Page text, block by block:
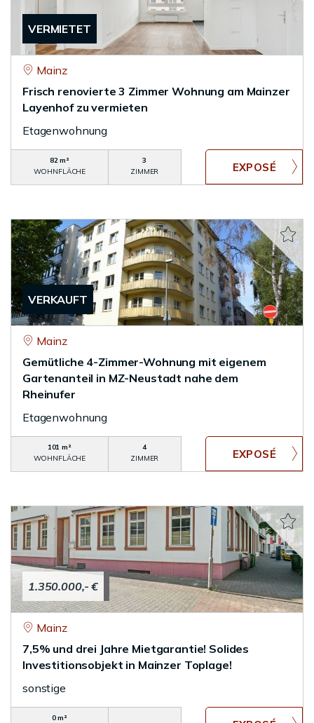
VERMIETET
Mainz
Frisch renovierte 3 Zimmer Wohnung am Mainzer
Layenhof zu vermieten
Etagenwohnung
82 m²
WOHNFLÄCHE
3
ZIMMER
VERKAUFT
Mainz
Gemütliche 4-Zimmer-Wohnung mit eigenem
Gartenanteil in MZ-Neustadt nahe dem
Rheinufer
Etagenwohnung
101 m²
WOHNFLÄCHE
4
ZIMMER
1.350.000,- €
Mainz
7,5% und drei Jahre Mietgarantie! Solides
Investitionsobjekt in Mainzer Toplage!
sonstige
0 m²